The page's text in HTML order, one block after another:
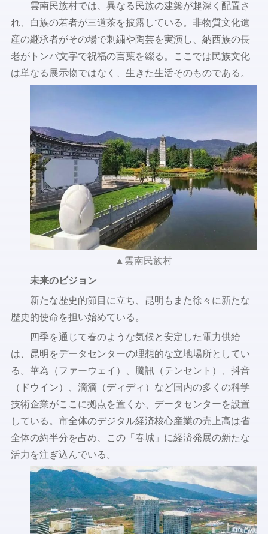
雲南民族村では、異なる民族の建築が趣深く配置さ
れ、白族の若者が三道茶を披露している。非物質文化遺
産の継承者がその場で刺繍や陶芸を実演し、納西族の長
老がトンパ文字で祝福の言葉を綴る。ここでは民族文化
は単なる展示物ではなく、生きた生活そのものである。
▲雲南民族村
未来のビジョン
新たな歴史的節目に立ち、昆明もまた徐々に新たな
歴史的使命を担い始めている。
四季を通じて春のような気候と安定した電力供給
は、昆明をデータセンターの理想的な立地場所としてい
る。華為（ファーウェイ）、騰訊（テンセント）、抖音
（ドウイン）、滴滴（ディディ）など国内の多くの科学
技術企業がここに拠点を置くか、データセンターを設置
している。市全体のデジタル経済核心産業の売上高は省
全体の約半分を占め、この「春城」に経済発展の新たな
活力を注ぎ込んでいる。